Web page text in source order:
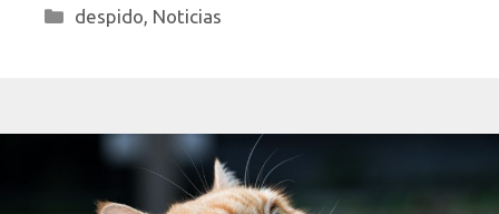
Categorías
despido, Noticias